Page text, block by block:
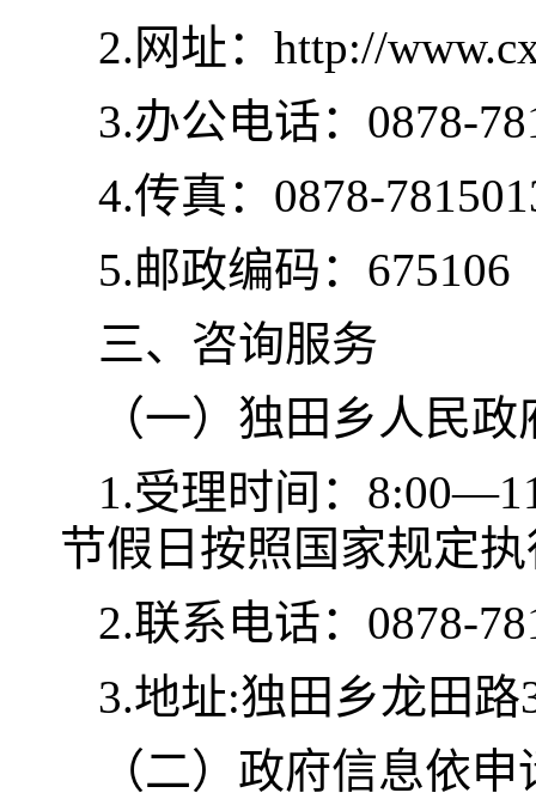
2.网址：http://
3.办公电话：0878-
4.传真：0878-
5.邮政编码：675106
三、咨询服务
（一）独田乡人民政
1.受理时间：
节假日按照国家规定
2.联系电话：0878-
3.地址:独田乡龙田路
（二）政府信息依